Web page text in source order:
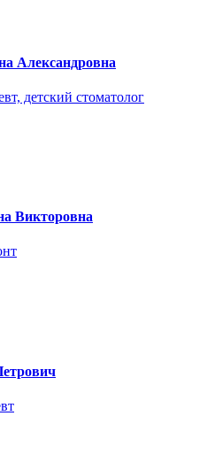
Александровна
детский стоматолог
Викторовна